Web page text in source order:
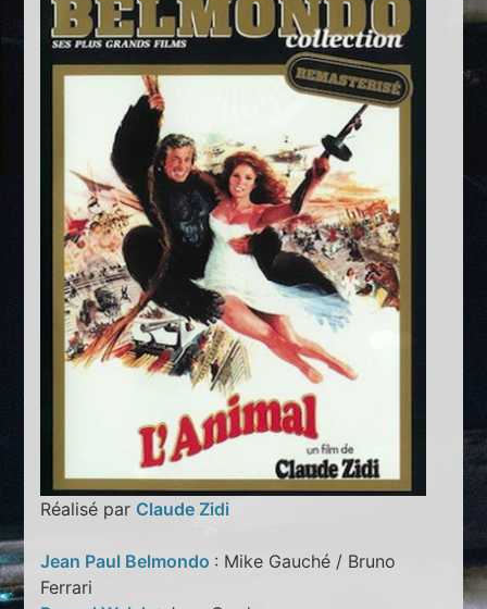
Réalisé par Claude Zidi
Jean Paul Belmondo : Mike Gauché / Bruno
Ferrari